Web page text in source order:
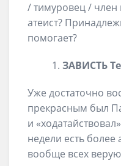
/ тимуровец /
атеист?
помогает?
ЗАВИСТЬ
Уже достаточно
прекрасным был
и
недели есть более
вообще всех